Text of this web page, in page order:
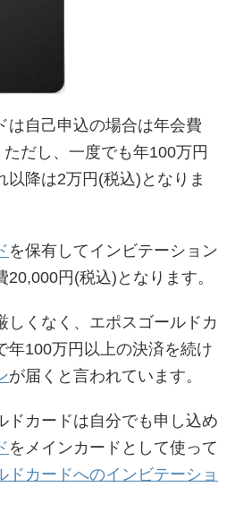
は自己申込の場合は年会費
だし、一度でも年100万円
以降は2万円(税込)となりま
を保有してインビテーション
円(税込)となります。
しくなく、エポスゴールドカ
年100万円以上の決済を続け
が届くと言われています。
ドカードは自分でも申し込め
をメインカードとして使って
ドカードへのインビテーショ